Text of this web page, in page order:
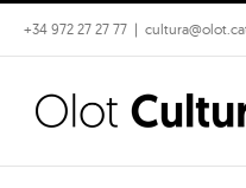
Skip
to
content
+34 972 27 27 77 |